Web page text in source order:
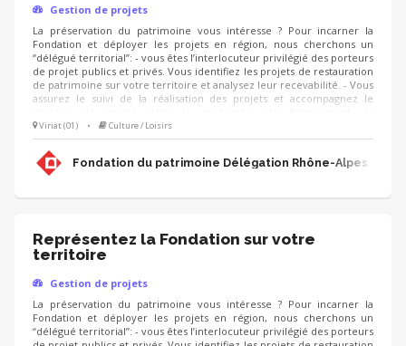
Gestion de projets
La préservation du patrimoine vous intéresse ? Pour incarner la
Fondation et déployer les projets en région, nous cherchons un
“délégué territorial”: - vous êtes l’interlocuteur privilégié des porteurs
de projet publics et privés. Vous identifiez les projets de restauration
de patrimoine sur votre territoire et analysez leur recevabilité. - Vous
assurez le suivi de la réalisation des projets et accompagnez le
communication, l'animation de sa collecte, jusqu'à la clôture du
projet. - Vous contribuez au développement des adhésions et des
ressources (mécènes, donateurs, partenariats, etc.) pour pérenniser
les actions de la Fondation.
Viriat (01) • Culture / Loisirs
Fondation du patrimoine Délégation Rhône-Alpes
Représentez la Fondation sur votre
territoire
Gestion de projets
La préservation du patrimoine vous intéresse ? Pour incarner la
Fondation et déployer les projets en région, nous cherchons un
“délégué territorial”: - vous êtes l’interlocuteur privilégié des porteurs